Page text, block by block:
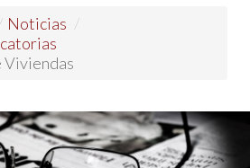
Noticias /
Viviendas